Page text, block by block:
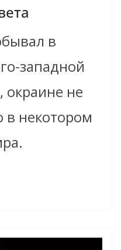
в
западной
окраине не
в некотором